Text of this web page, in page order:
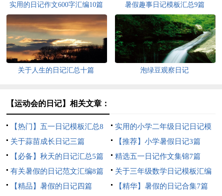
实用的日记作文600字汇编10篇 暑假趣事日记模板汇总9篇
关于人生的日记汇总十篇 泡绿豆观察日记
【运动会的日记】相关文章：
【热门】五一日记模板汇总8
篇
实用的小学二年级日记日记模
板汇编九篇
关于蒜苗成长日记三篇
【推荐】小学暑假日记3篇
【必备】秋天的日记汇总5篇
精选五一日记作文集锦7篇
有关暑假的日记范文汇编8篇
关于三年级数学日记模板汇编
9篇
【精品】暑假的日记四篇 【精华】暑假的日记合集7篇